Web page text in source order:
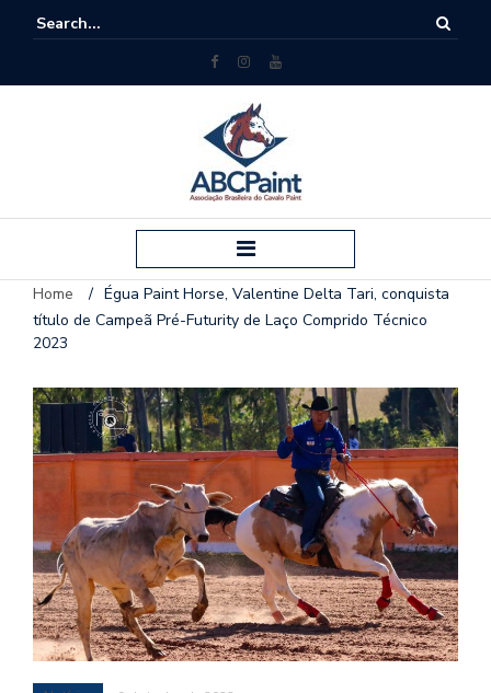
Home / Égua Paint Horse, Valentine Delta Tari, conquista
título de Campeã Pré-Futurity de Laço Comprido Técnico
2023